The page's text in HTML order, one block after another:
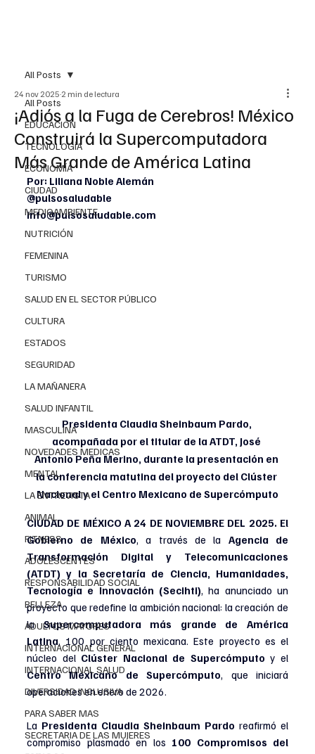
All Posts
EDUCACIÓN
TECNOLOGÍA
ECONOMÍA
CIUDAD
MEDIOAMBIENTE
NUTRICIÓN
FEMENINA
TURISMO
SALUD EN EL SECTOR PÚBLICO
CULTURA
ESTADOS
SEGURIDAD
LA MAÑANERA
SALUD INFANTIL
MASCULINA
NOVEDADES MEDICAS
MENTAL
LA ENTREVISTA
ANIMAL
FITNESS
ADOLESCENTES
RESPONSABILIDAD SOCIAL
BELLEZA
ADULTOS MAYORES
INTERNACIONAL GENERAL
INTERNACIONAL SALUD
DIVERSIDAD INCLUSIVA
PARA SABER MAS
SECRETARIA DE LAS MUJERES
All Posts
¡Adiós a la Fuga de Cerebros! México
Construirá la Supercomputadora
Más Grande de América Latina
24 nov 2025 2 min de lectura
Por: Liliana Noble Alemán
@pulsosaludable
info@pulsosaludable.com
Presidenta Claudia Sheinbaum Pardo,
acompañada por el titular de la ATDT, José
Antonio Peña Merino, durante la presentación en
la conferencia matutina del proyecto del Clúster
Nacional y el Centro Mexicano de Supercómputo
CIUDAD DE MÉXICO A 24 DE NOVIEMBRE DEL 2025. El
Gobierno de México, a través de la Agencia de
Transformación Digital y Telecomunicaciones
(ATDT) y la Secretaría de Ciencia, Humanidades,
Tecnología e Innovación (Secihti), ha anunciado un
proyecto que redefine la ambición nacional: la creación de
la Supercomputadora más grande de América
Latina, 100 por ciento mexicana. Este proyecto es el
núcleo del Clúster Nacional de Supercómputo
Centro Mexicano de Supercómputo, que iniciará
operaciones en enero de 2026.
La Presidenta Claudia Sheinbaum Pardo reafirmó el
compromiso plasmado en los 100 Compromisos del